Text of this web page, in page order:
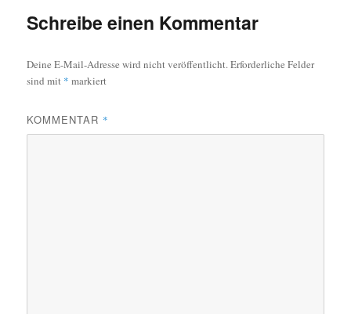
Schreibe einen Kommentar
Deine E-Mail-Adresse wird nicht veröffentlicht.Erforderliche Felder
sind mit * markiert
KOMMENTAR *